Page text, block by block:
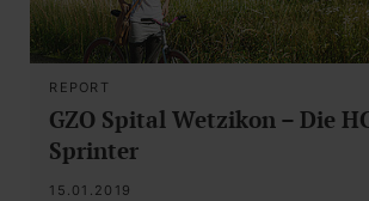
REPORT
GZO Spital Wetzikon – Die
Sprinter
15.01.2019